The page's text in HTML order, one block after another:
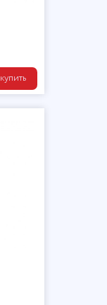
купить